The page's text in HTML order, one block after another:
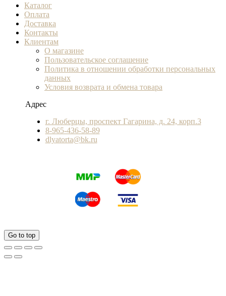
Каталог
Оплата
Доставка
Контакты
Клиентам
О магазине
Пользовательское соглашение
Политика в отношении обработки персональных
данных
Условия возврата и обмена товара
Адрес
г. Люберцы, проспект Гагарина, д. 24, корп.3
8-965-436-58-89
dlyatorta@bk.ru
Go to top